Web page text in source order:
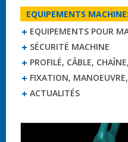
EQUIPEMENTS
EQUIPEMENTS POUR
SÉCURITÉ MACHINE
PROFILÉ, CÂBLE,
FIXATION,
ACTUALITÉS